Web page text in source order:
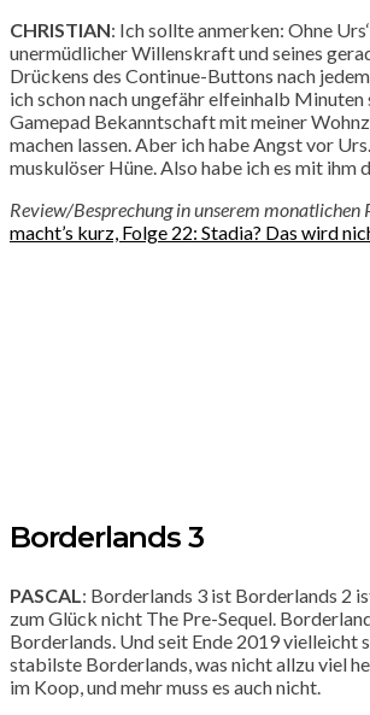
CHRISTIAN: Ich sollte anmerken: Ohne
unermüdlicher Willenskraft und seines
Drückens des Continue-Buttons nach
ich schon nach ungefähr elfeinhalb Minuten
Gamepad Bekanntschaft mit meiner
machen lassen. Aber ich habe Angst vor
muskulöser Hüne. Also habe ich es mit ihm
Review/Besprechung in unserem monatlichen
macht’s kurz, Folge 22: Stadia? Das wird
Borderlands 3
PASCAL : Borderlands 3 ist Borderlands 2
zum Glück nicht The Pre-Sequel.
Borderlands. Und seit Ende 2019 vielleicht
stabilste Borderlands, was nicht allzu viel
im Koop, und mehr muss es auch nicht.